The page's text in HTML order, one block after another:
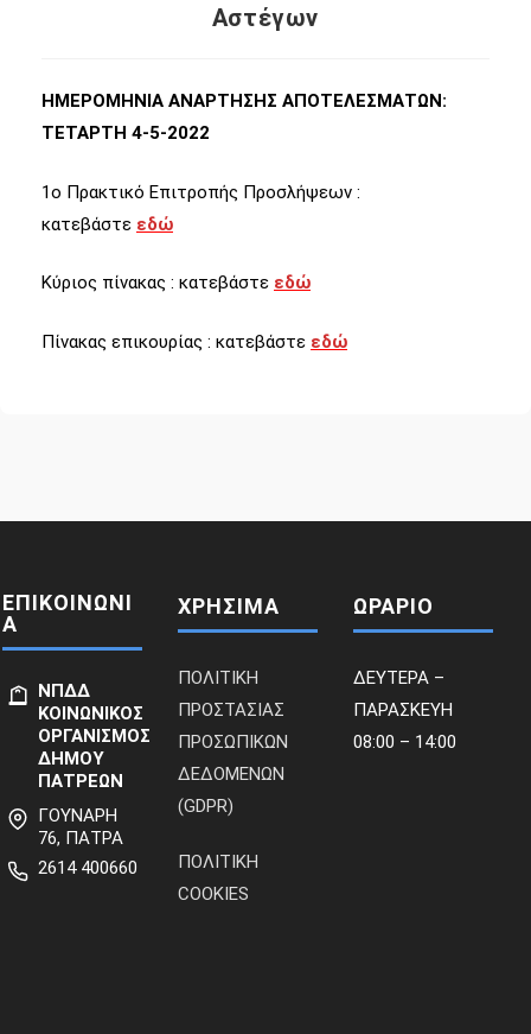
Αστέγων
ΗΜΕΡΟΜΗΝΙΑ ΑΝΑΡΤΗΣΗΣ ΑΠΟΤΕΛΕΣΜΑΤΩΝ:
ΤΕΤΑΡΤΗ 4-5-2022
1ο Πρακτικό Επιτροπής Προσλήψεων :
κατεβάστε εδώ
Κύριος πίνακας : κατεβάστε εδώ
Πίνακας επικουρίας : κατεβάστε εδώ
ΕΠΙΚΟΙΝΩΝΙ
Α
ΝΠΔΔ
ΚΟΙΝΩΝΙΚΟΣ
ΟΡΓΑΝΙΣΜΟΣ
ΔΗΜΟΥ
ΠΑΤΡΕΩΝ
ΓΟΥΝΑΡΗ
76, ΠΑΤΡΑ
2614 400660
ΧΡΗΣΙΜΑ
ΠΟΛΙΤΙΚΗ
ΠΡΟΣΤΑΣΙΑΣ
ΠΡΟΣΩΠΙΚΩΝ
ΔΕΔΟΜΕΝΩΝ
(GDPR)
ΠΟΛΙΤΙΚΗ
COOKIES
ΩΡΑΡΙΟ
ΔΕΥΤΕΡΑ –
ΠΑΡΑΣΚΕΥΗ
08:00 – 14:00